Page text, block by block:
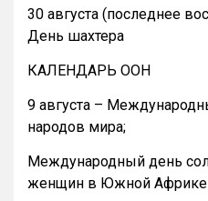
30 августа (последнее
День шахтера
КАЛЕНДАРЬ ООН
9 августа –
народов мира;
Международный день
женщин в Южной Африке